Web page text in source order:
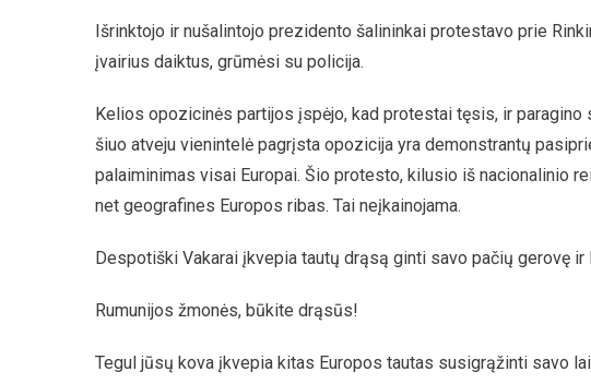
Išrinktojo ir nušalintojo prezidento šalininkai protestavo prie
įvairius daiktus, grūmėsi su policija.
Kelios opozicinės partijos įspėjo, kad protestai tęsis, ir
šiuo atveju vienintelė pagrįsta opozicija yra demonstrantų
palaiminimas visai Europai. Šio protesto, kilusio iš nacionalinio
net geografines Europos ribas. Tai neįkainojama.
Despotiški Vakarai įkvepia tautų drąsą ginti savo pačių gerovę ir
Rumunijos žmonės, būkite drąsūs!
Tegul jūsų kova įkvepia kitas Europos tautas susigrąžinti savo